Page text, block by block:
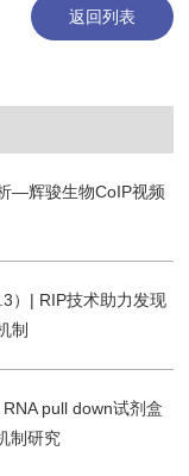
返回列表
—辉骏生物CoIP视频
）| RIP技术助力发现
制
pull down试剂盒
制研究